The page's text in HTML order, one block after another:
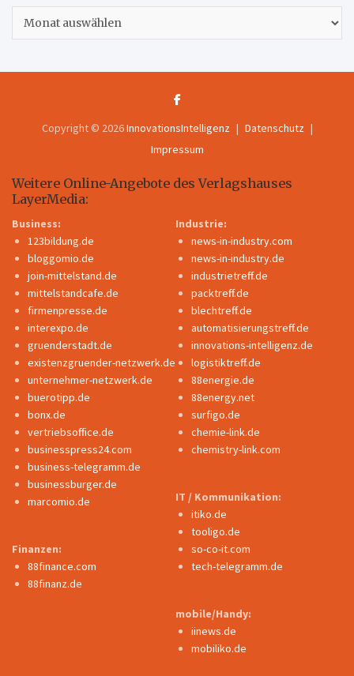
Copyright © 2026InnovationsIntelligenz
Datenschutz
Impressum
Weitere Online-Angebote des Verlagshauses
LayerMedia:
Business:
123bildung.de
bloggomio.de
join-mittelstand.de
mittelstandcafe.de
firmenpresse.de
interexpo.de
gruenderstadt.de
existenzgruender-netzwerk.de
unternehmer-netzwerk.de
buerotipp.de
bonx.de
vertriebsoffice.de
businesspress24.com
business-telegramm.de
businessburger.de
marcomio.de
Finanzen:
88finance.com
88finanz.de
Industrie:
news-in-industry.com
news-in-industry.de
industrietreff.de
packtreff.de
blechtreff.de
automatisierungstreff.de
innovations-intelligenz.de
logistiktreff.de
88energie.de
88energy.net
surfigo.de
chemie-link.de
chemistry-link.com
IT / Kommunikation:
itiko.de
tooligo.de
so-co-it.com
tech-telegramm.de
mobile/Handy:
iinews.de
mobiliko.de